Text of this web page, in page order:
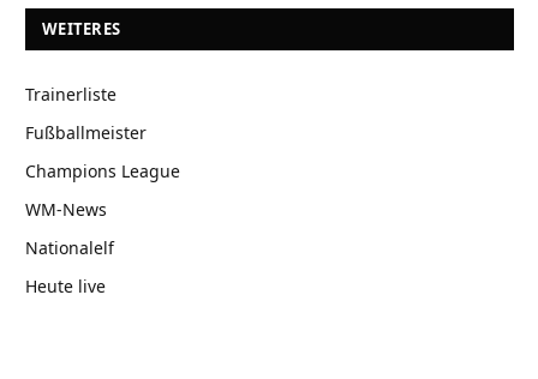
WEITERES
Trainerliste
Fußballmeister
Champions League
WM-News
Nationalelf
Heute live